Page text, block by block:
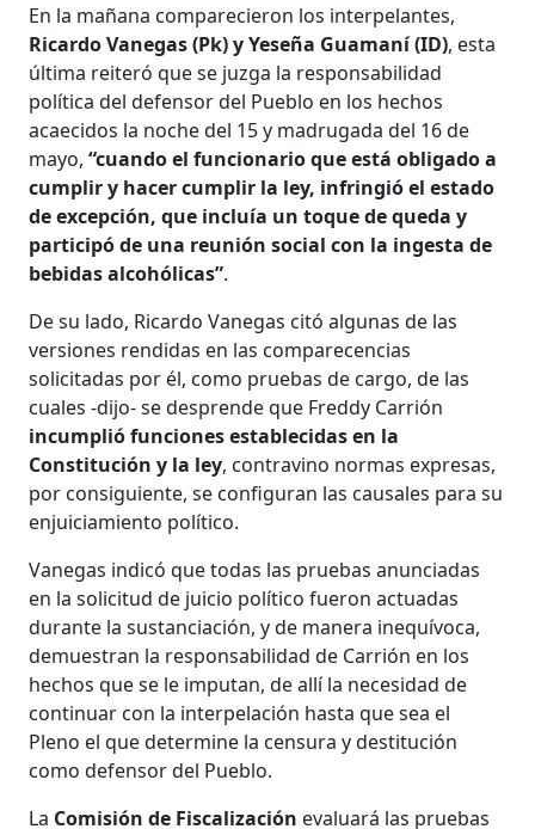
En la mañana comparecieron los interpelantes,
Ricardo Vanegas (Pk) y Yeseña Guamaní (ID), esta
última reiteró que se juzga la responsabilidad
política del defensor del Pueblo en los hechos
acaecidos la noche del 15 y madrugada del 16 de
mayo,“cuando el funcionario que está obligado a
cumplir y hacer cumplir la ley, infringió el estado
de excepción, que incluía un toque de queda y
participó de una reunión social con la ingesta de
bebidas alcohólicas”.
De su lado, Ricardo Vanegas citó algunas de las
versiones rendidas en las comparecencias
solicitadas por él, como pruebas de cargo, de las
cuales -dijo- se desprende que Freddy Carrión
incumplió funciones establecidas en la
Constitución y la ley, contravino normas expresas,
por consiguiente, se configuran las causales para su
enjuiciamiento político.
Vanegas indicó que todas las pruebas anunciadas
en la solicitud de juicio político fueron actuadas
durante la sustanciación, y de manera inequívoca,
demuestran la responsabilidad de Carrión en los
hechos que se le imputan, de allí la necesidad de
continuar con la interpelación hasta que sea el
Pleno el que determine la censura y destitución
como defensor del Pueblo.
La Comisión de Fiscalización evaluará las pruebas